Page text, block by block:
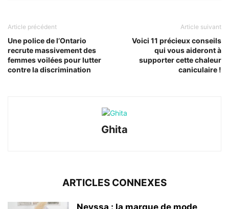
Article précédent
Une police de l’Ontario
recrute massivement des
femmes voilées pour lutter
contre la discrimination
Article suivant
Voici 11 précieux conseils
qui vous aideront à
supporter cette chaleur
caniculaire !
Ghita
ARTICLES CONNEXES
Neyssa : la marque de mode